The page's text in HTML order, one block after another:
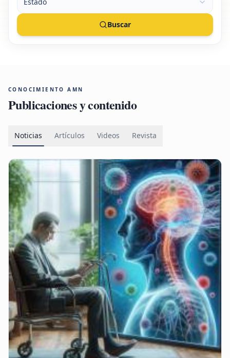
Buscar
CONOCIMIENTO AMN
Publicaciones y contenido
Noticias Artículos Videos Revista